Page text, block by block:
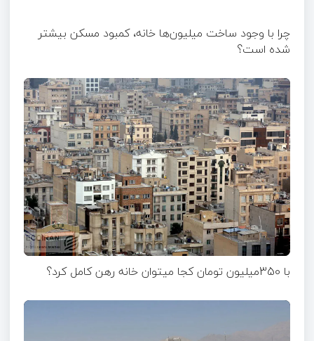
چرا با وجود ساخت میلیون‌ها خانه، کمبود مسکن بیشتر
شده است؟
با 350میلیون تومان کجا میتوان خانه رهن کامل کرد؟